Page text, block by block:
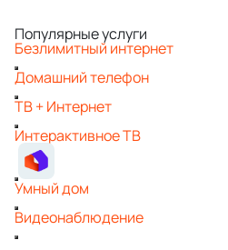
Популярные услуги
Безлимитный интернет
Домашний телефон
ТВ + Интернет
Интерактивное ТВ
Умный дом
Видеонаблюдение